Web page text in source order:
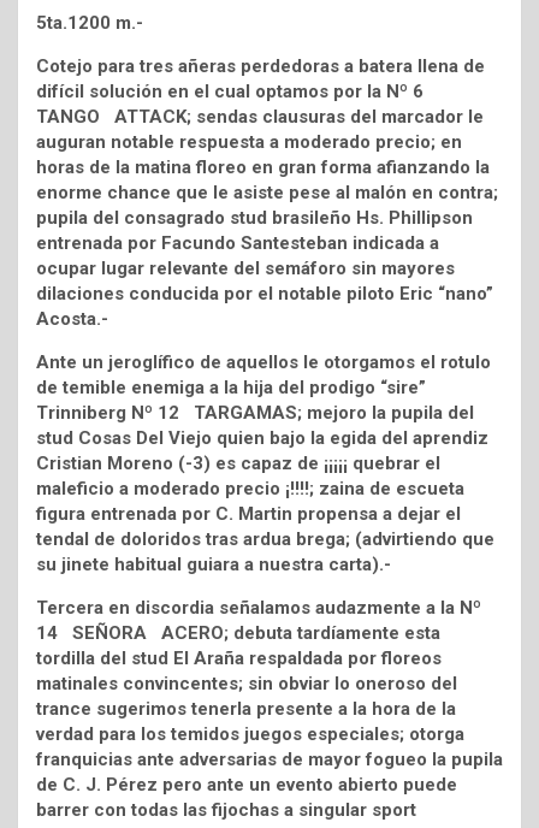
5ta.1200 m.-
Cotejo para tres añeras perdedoras a batera llena de
difícil solución en el cual optamos por la Nº 6
TANGO ATTACK; sendas clausuras del marcador le
auguran notable respuesta a moderado precio; en
horas de la matina floreo en gran forma afianzando la
enorme chance que le asiste pese al malón en contra;
pupila del consagrado stud brasileño Hs. Phillipson
entrenada por Facundo Santesteban indicada a
ocupar lugar relevante del semáforo sin mayores
dilaciones conducida por el notable piloto Eric “nano”
Acosta.-
Ante un jeroglífico de aquellos le otorgamos el rotulo
de temible enemiga a la hija del prodigo “sire”
Trinniberg Nº 12 TARGAMAS; mejoro la pupila del
stud Cosas Del Viejo quien bajo la egida del aprendiz
Cristian Moreno (-3) es capaz de ¡¡¡¡¡ quebrar el
maleficio a moderado precio ¡!!!!; zaina de escueta
figura entrenada por C. Martin propensa a dejar el
tendal de doloridos tras ardua brega; (advirtiendo que
su jinete habitual guiara a nuestra carta).-
Tercera en discordia señalamos audazmente a la Nº
14 SEÑORA ACERO; debuta tardíamente esta
tordilla del stud El Araña respaldada por floreos
matinales convincentes; sin obviar lo oneroso del
trance sugerimos tenerla presente a la hora de la
verdad para los temidos juegos especiales; otorga
franquicias ante adversarias de mayor fogueo la pupila
de C. J. Pérez pero ante un evento abierto puede
barrer con todas las fijochas a singular sport